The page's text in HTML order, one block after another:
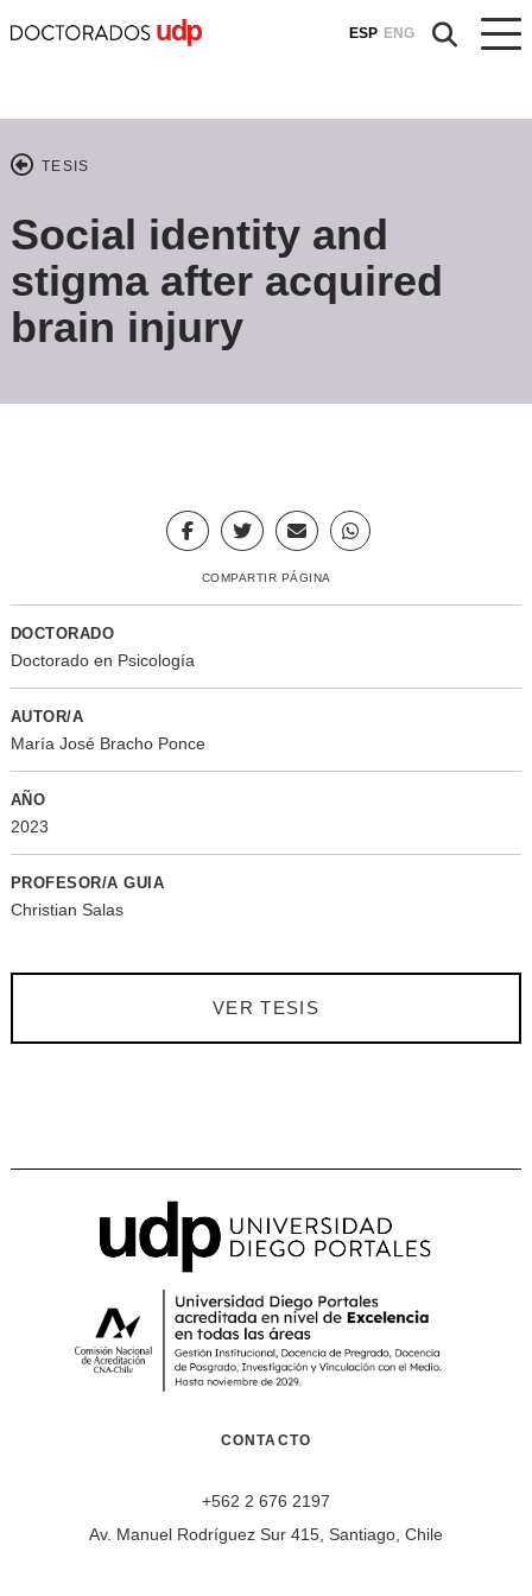
ESP ENG
TESIS
Social identity and
stigma after acquired
brain injury
COMPARTIR PÁGINA
DOCTORADO
Doctorado en Psicología
AUTOR/A
María José Bracho Ponce
AÑO
2023
PROFESOR/A GUIA
Christian Salas
VER TESIS
CONTACTO
+562 2 676 2197
Av. Manuel Rodríguez Sur 415, Santiago, Chile